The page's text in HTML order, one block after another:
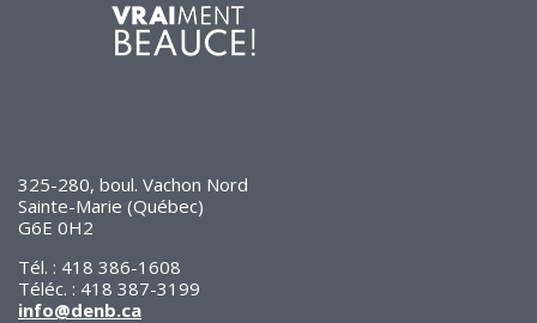
325-280, boul. Vachon Nord
Sainte-Marie (Québec)
G6E 0H2
Tél. : 418 386-1608
Téléc. : 418 387-3199
info@denb.ca